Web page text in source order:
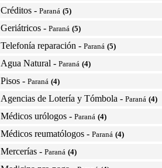
Créditos - Paraná (5)
Geriátricos - Paraná (5)
Telefonía reparación - Paraná (5)
Agua Natural - Paraná (4)
Pisos - Paraná (4)
Agencias de Lotería y Tómbola - Paraná (4)
Médicos urólogos - Paraná (4)
Médicos reumatólogos - Paraná (4)
Mercerías - Paraná (4)